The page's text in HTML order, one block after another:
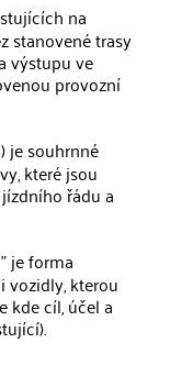
na
stanovené trasy
výstupu ve
provozní
) je souhrnné
které jsou
řádu a
" je forma
kterou
kde cíl, účel a